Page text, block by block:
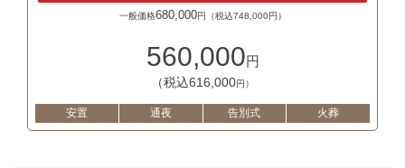
一般価格680,000円（税込748,000円）
560,000円
（税込616,000円）
安置 通夜 告別式 火葬